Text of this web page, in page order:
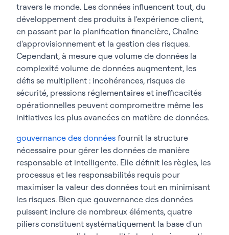
travers le monde. Les données influencent tout, du
développement des produits à l'expérience client,
en passant par la planification financière, Chaîne
d'approvisionnement et la gestion des risques.
Cependant, à mesure que volume de données la
complexité volume de données augmentent, les
défis se multiplient : incohérences, risques de
sécurité, pressions réglementaires et inefficacités
opérationnelles peuvent compromettre même les
initiatives les plus avancées en matière de données.
gouvernance des données fournit la structure
nécessaire pour gérer les données de manière
responsable et intelligente. Elle définit les règles, les
processus et les responsabilités requis pour
maximiser la valeur des données tout en minimisant
les risques. Bien que gouvernance des données
puissent inclure de nombreux éléments, quatre
piliers constituent systématiquement la base d'un